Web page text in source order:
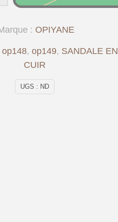
UGS : ND
op148,op149, SANDALE EN
CUIR
: OPIYANE